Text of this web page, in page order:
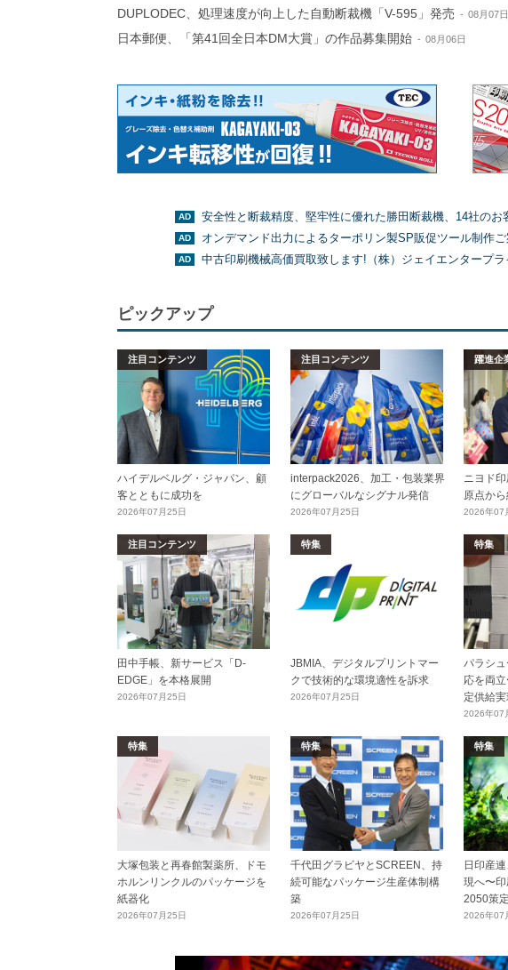
DUPLODEC、処理速度が向上した自動断裁機「V-595」発売 08月07日
日本郵便、「第41回全日本DM大賞」の作品募集開始 08月06日
安全性と断裁精度、堅牢性に優れた勝田断裁機、14社のお
オンデマンド出力によるターポリン製SP販促ツール制作
中古印刷機械高価買取致します!（株）ジェイエンタープラ
ピックアップ
注目コンテンツ
ハイデルベルグ・ジャパン、顧
客とともに成功を
2026年07月25日
注目コンテンツ
interpack2026、加工・包装業界
にグローバルなシグナル発信
2026年07月25日
躍進企
ニヨド
原点か
2026年07
注目コンテンツ
田中手帳、新サービス「D-
EDGE」を本格展開
2026年07月25日
特集
JBMIA、デジタルプリントマー
クで技術的な環境適性を訴求
2026年07月25日
特集
パラシ
応を両
定供給実
2026年07
特集
大塚包装と再春館製薬所、ドモ
ホルンリンクルのパッケージを
紙器化
2026年07月25日
特集
千代田グラビヤとSCREEN、持
続可能なパッケージ生産体制構
築
2026年07月25日
特集
日印産
現へ〜
2050策定
2026年07